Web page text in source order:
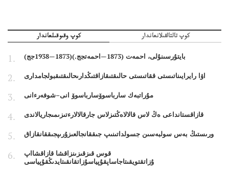
كوپ وقىوقىلعاندار كوپ تالتالقىلانعاندار
بايتۇرسىنۇلى، احمەت (1873—احمەتجج.)(1873—1938جج)
اۋا رايرايىناتىستى ققاتىستى حالىقتىقازاقتىڭدارىحالىقتىقبولجامدارى
مۇراتبەك سارباسوۆسارباسوۆ انى–شوفەرءانى
قازاقستانداعى ەڭ لاس قالالاەڭتىزلاس جارقالالارءتىزىمىجاريالاندى
ورىستىڭ بەس سولبەسىن جسولداتىنىپ جىققانجالعىزۇرىپجىققانقازاق
قوس قىزقىزىنزاقشا قازاقشااپ
ۇزاتقتويقىتاجاساپقۇپياسۇزاتقانقىتايدىڭقۇپياسى